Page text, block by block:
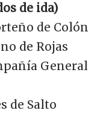
de ida)
de Colón
de Rojas
General
de Salto